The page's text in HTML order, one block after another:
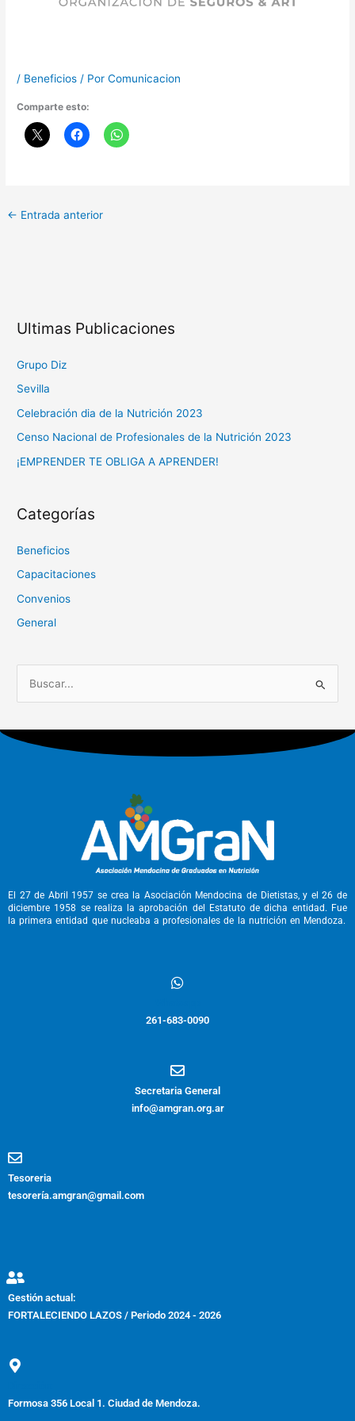
/ Beneficios / PorComunicacion
Comparte esto:
← Entrada anterior
Ultimas Publicaciones
Grupo Diz
Sevilla
Celebración dia de la Nutrición 2023
Censo Nacional de Profesionales de la Nutrición 2023
¡EMPRENDER TE OBLIGA A APRENDER!
Categorías
Beneficios
Capacitaciones
Convenios
General
s
El 27 de Abril 1957 se crea la Asociación Mendocina de Dietistas, y el 26 de
diciembre 1958 se realiza la aprobación del Estatuto de dicha entidad. Fue
la primera entidad que nucleaba a profesionales de la nutrición en Mendoza.
261-683-0090
Secretaria General
info@amgran.org.ar
Tesoreria
tesorería.amgran@gmail.com
Gestión actual:
FORTALECIENDO LAZOS / Periodo 2024 - 2026
Formosa 356 Local 1. Ciudad de Mendoza.